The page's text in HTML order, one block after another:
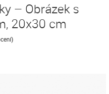
– Obrázek s
20x30 cm
)